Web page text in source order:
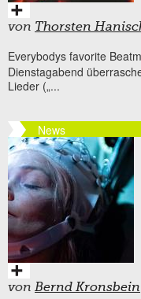
von Thorsten
Everybodys favorite
Dienstagabend
Lieder („...
News
von Bernd Kronsbein